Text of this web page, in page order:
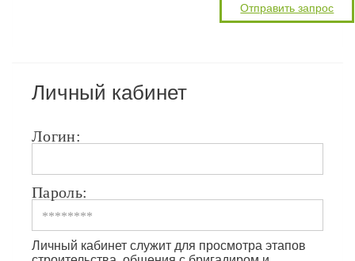
Личный кабинет
Логин:
Пароль:
Личный кабинет служит для просмотра этапов